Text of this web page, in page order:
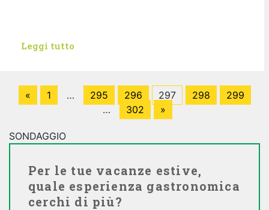
Leggi tutto
« 1 … 295 296 297 298
299
…
302 »
SONDAGGIO
Per le tue vacanze estive,
quale esperienza gastronomica
cerchi di più?